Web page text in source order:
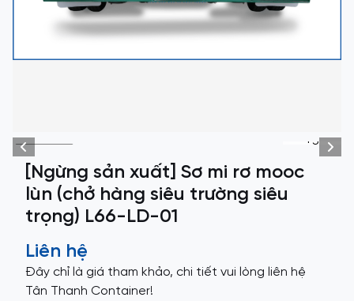
+3
[Ngừng sản xuất] Sơ mi rơ mooc
lùn (chở hàng siêu trường siêu
trọng) L66-LD-01
Liên hệ
Đây chỉ là giá tham khảo, chi tiết vui lòng liên hệ
Tân Thanh Container!